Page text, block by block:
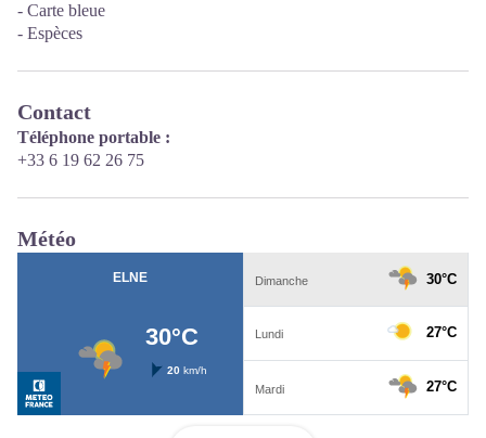
- Carte bleue
- Espèces
Contact
Téléphone portable :
+33 6 19 62 26 75
Météo